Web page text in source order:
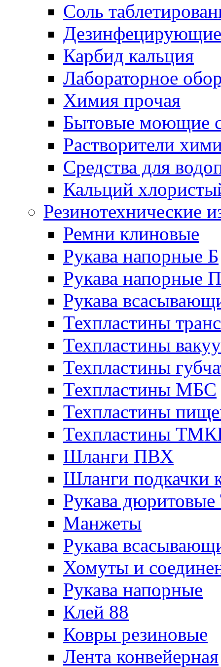
Соль
Дезинфецирующие
Карбид кальция
Лабораторное
Химия прочая
Бытовые моющие
Растворители
Средства для
Кальций
Резинотехнические
Ремни клиновые
Рукава напорные Б
Рукава напорные П
Рукава
Техпластины
Техпластины
Техпластины
Техпластины МБС
Техпластины
Техпластины
Шланги ПВХ
Шланги подкачки
Рукава
Манжеты
Рукава
Хомуты и
Рукава напорные
Клей 88
Ковры резиновые
Лента конвейерная